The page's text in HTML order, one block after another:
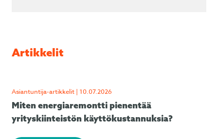
Artikkelit
Asiantuntija-artikkelit | 10.07.2026
Miten energiaremontti pienentää
yrityskiinteistön käyttökustannuksia?